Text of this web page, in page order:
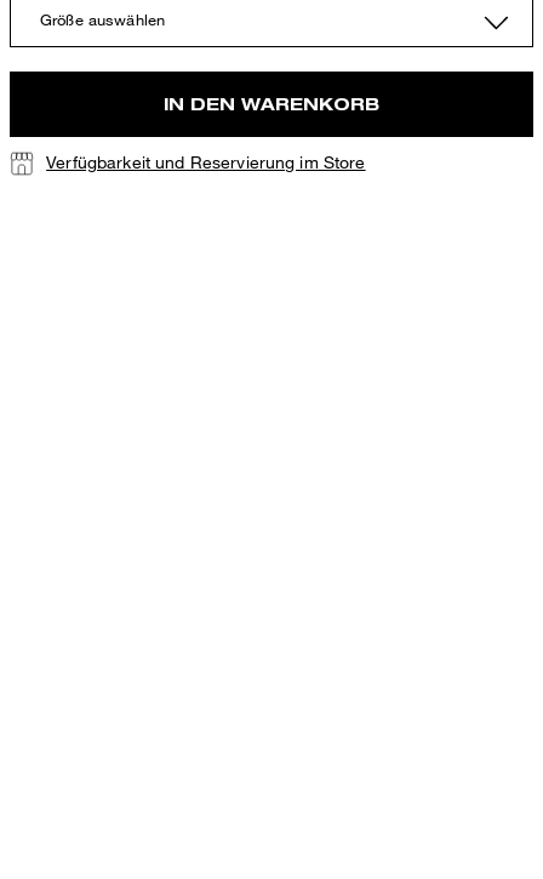
Größe auswählen
IN DEN WARENKORB
Verfügbarkeit und Reservierung im Store